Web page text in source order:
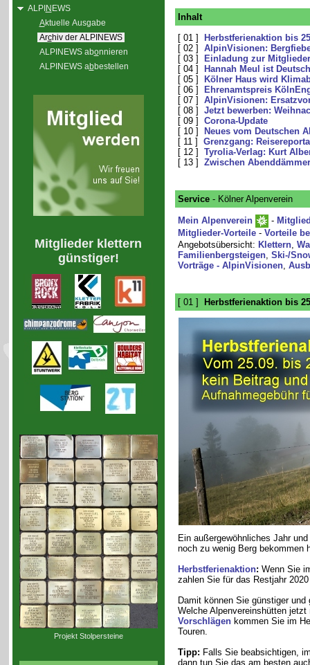
ALPINEWS
Aktuelle Ausgabe
Archiv der ALPINEWS
ALPINEWS abonnieren
ALPINEWS abbestellen
Mitglieder klettern
günstiger!
Projekt Stolpersteine
Inhalt
[ 01 ]
Herbstferienaktion bis
[ 02 ] AlpinVisionen:
[ 03 ]
Einladung zur
[ 04 ]
Hannah Meul ist
[ 05 ]
Kölner Haus wird
[ 06 ]
Ehrenamtspreis
[ 07 ] AlpinVisionen:
[ 08 ] Jetzt bewerben:
[ 09 ] Corona-Update
[ 10 ]
Neues vom Deutschen
[ 11 ] Grenzgang:
[ 12 ] Tyrolia-Verlag: Kurt
[ 13 ] Zwischen
Service- Kölner Alpenverein
Mein Alpenverein -
Mitglieder-Vorteile- Vorteile
Angebotsübersicht: Klettern,
Familienbergsteigen, Ski-/
Vorträge - AlpinVisionen,
[ 01 ] Herbstferienaktion bis
Ein außergewöhnliches Jahr
noch zu wenig Berg bekommen
Herbstferienaktion: Wenn Sie
zahlen Sie für das Restjahr
Damit können Sie günstiger
Welche Alpenvereinshütten
Vorschlägenkommen Sie im
Touren.
Tipp: Falls Sie beabsichtigen,
dann tun Sie das am besten